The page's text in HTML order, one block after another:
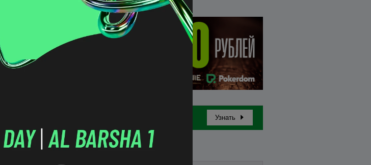
Узнать